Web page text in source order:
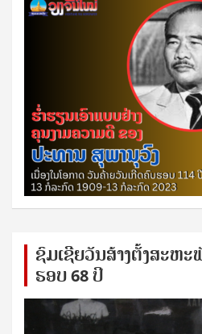
ຊົ​ມ​ເຊີຍ​ວັນ​ສ້າງ​ຕັ້ງ​ສະ​ຫ
ຮອບ 68 ປິ